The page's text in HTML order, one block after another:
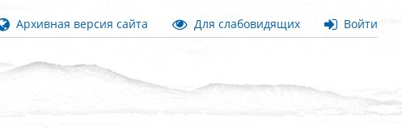
Архивная версия сайта Для слабовидящих Войти